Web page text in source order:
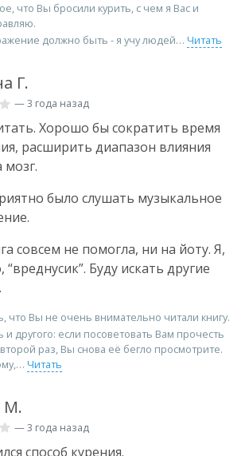
что Вы бросили курить, с чем я Вас и
должно быть - я учу людей
Читать
Г.
— 3 года назад
Хорошо бы сократить время
расширить диапазон влияния
мозг.
было слушать музыкальное
совсем не помогла, ни на йоту. Я,
“вреднусик”. Буду искать другие
что Вы не очень внимательно читали книгу.
и другого: если посоветовать Вам прочесть
второй раз, Вы снова её бегло просмотрите.
Читать
М.
— 3 года назад
способ курения.